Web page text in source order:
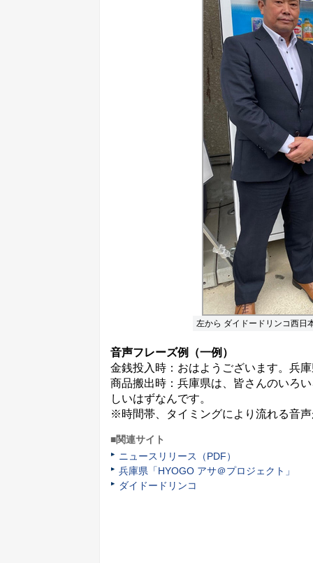
左から ダイドードリンコ西日
音声フレーズ例（一例）
金銭投入時：おはようございます。兵
商品搬出時：兵庫県は、皆さんのいろ
しいはずなんです。
※時間帯、タイミングにより流れる音
■関連サイト
ニュースリリース（PDF）
兵庫県「HYOGO アサ＠プロジェクト」
ダイドードリンコ